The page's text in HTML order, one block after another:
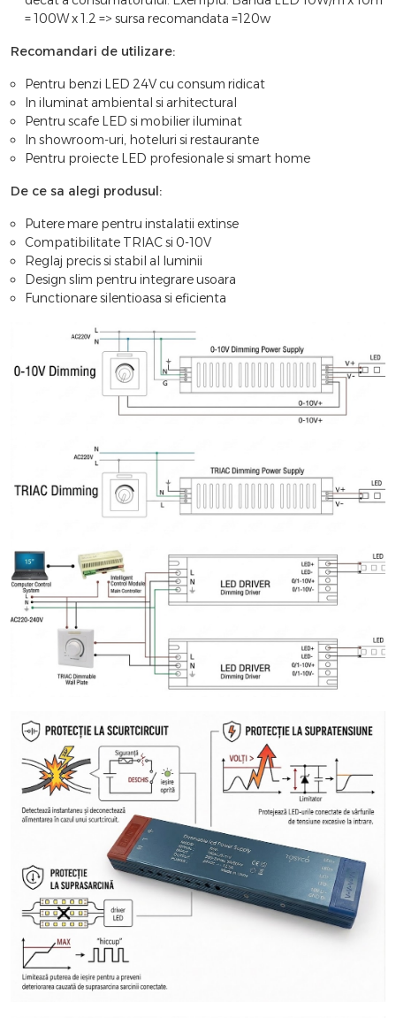
= 100W x 1.2 => sursa recomandata =120w
Recomandari de utilizare:
Pentru benzi LED 24V cu consum ridicat
In iluminat ambiental si arhitectural
Pentru scafe LED si mobilier iluminat
In showroom-uri, hoteluri si restaurante
Pentru proiecte LED profesionale si smart home
De ce sa alegi produsul:
Putere mare pentru instalatii extinse
Compatibilitate TRIAC si 0-10V
Reglaj precis si stabil al luminii
Design slim pentru integrare usoara
Functionare silentioasa si eficienta